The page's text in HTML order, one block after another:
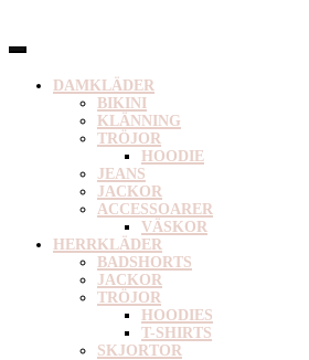
DAMKLÄDER
BIKINI
KLÄNNING
TRÖJOR
HOODIE
JEANS
JACKOR
ACCESSOARER
VÄSKOR
HERRKLÄDER
BADSHORTS
JACKOR
TRÖJOR
HOODIES
T-SHIRTS
SKJORTOR